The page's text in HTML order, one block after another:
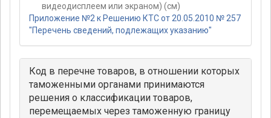
видеодисплеем или экраном) (см)
Приложение №2 к Решению КТС от 20.05.2010 № 257
"Перечень сведений, подлежащих указанию"
Код в перечне товаров, в отношении которых
таможенными органами принимаются
решения о классификации товаров,
перемещаемых через таможенную границу